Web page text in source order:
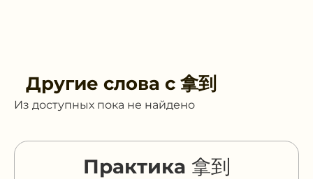
Другие слова с 拿到
Из доступных пока не найдено
Практика 拿到